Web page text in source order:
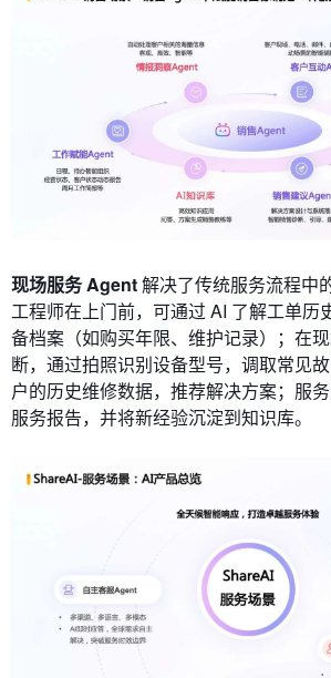
现场服务 Agent解决了传统服务流程中
工程师在上门前，可通过 AI 了解工单历
备档案（如购买年限、维护记录）；在
断，通过拍照识别设备型号，调取常见
户的历史维修数据，推荐解决方案；服
服务报告，并将新经验沉淀到知识库。